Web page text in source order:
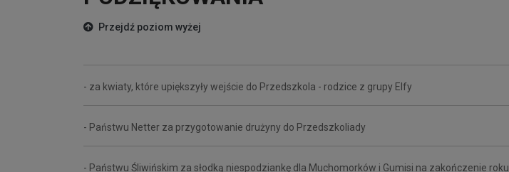
Przejdź poziom wyżej
- za kwiaty, które upiększyły wejście do Przedszkola - rodzice z grupy Elfy
- Państwu Netter za przygotowanie drużyny do Przedszkoliady
- Państwu Śliwińskim za słodką niespodziankę dla Muchomorków i Gumisi na zakończenie roku